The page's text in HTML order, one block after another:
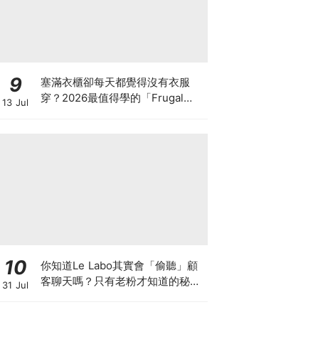
9
13 Jul
塞滿衣櫃卻每天都覺得沒有衣服
穿？2026最值得學的「Frugal
10
31 Jul
你知道Le Labo其實會「偷聽」顧
客聊天嗎？只有老粉才知道的秘密